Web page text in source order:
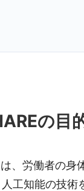
の目
は、労働者の
工知能の技術